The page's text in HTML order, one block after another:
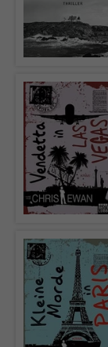
Name
Laufzeit
Zweck
Name
Laufzeit
Zweck